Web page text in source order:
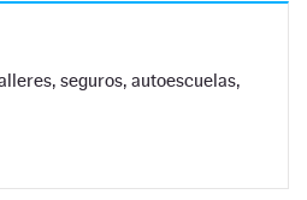
seguros, autoescuelas,